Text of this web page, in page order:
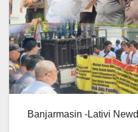
Banjarmasin -Lativi Newd